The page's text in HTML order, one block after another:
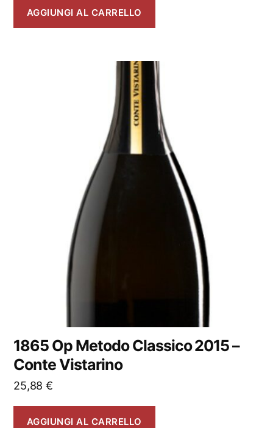
AGGIUNGI AL CARRELLO
1865 Op Metodo Classico 2015 –
Conte Vistarino
25,88 €
AGGIUNGI AL CARRELLO